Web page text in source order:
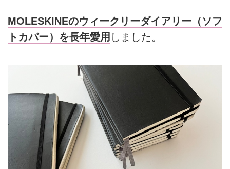
MOLESKINEのウィークリーダイアリー（ソフ
トカバー）を長年愛用 しました。